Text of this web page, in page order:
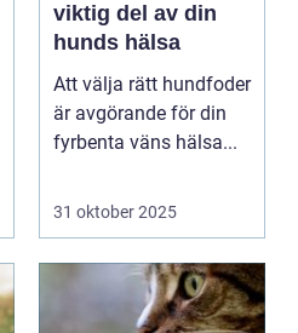
viktig del av din
hunds hälsa
Att välja rätt hundfoder
är avgörande för din
fyrbenta väns hälsa...
31 oktober 2025